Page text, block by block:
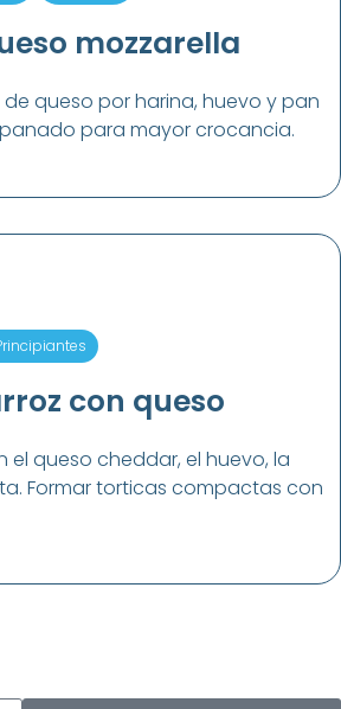
mozzarella
queso por harina, huevo y pan
para mayor crocancia.
con queso
el queso cheddar, el huevo, la
Formar torticas compactas con